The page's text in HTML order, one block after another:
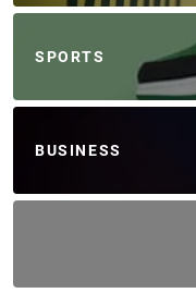
SPORTS
BUSINESS